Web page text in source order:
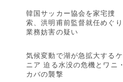
韓国サッカー協会を家宅捜
索、洪明甫前監督就任めぐり
業務妨害の疑い
気候変動で湖が急拡大するケ
ニア 迫る水没の危機とワニ・
カバの襲撃